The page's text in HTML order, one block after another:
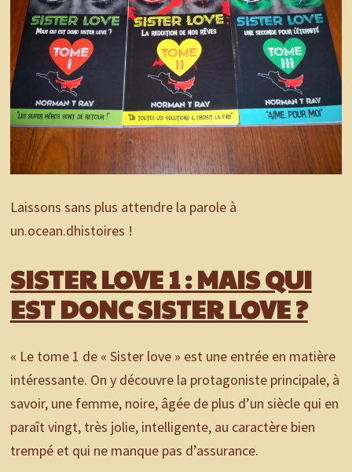
Laissons sans plus attendre la parole à
un.ocean.dhistoires !
SISTER LOVE 1 : MAIS QUI
EST DONC SISTER LOVE ?
« Le tome 1 de « Sister love » est une entrée en matière
intéressante. On y découvre la protagoniste principale, à
savoir, une femme, noire, âgée de plus d’un siècle qui en
paraît vingt, très jolie, intelligente, au caractère bien
trempé et qui ne manque pas d’assurance.